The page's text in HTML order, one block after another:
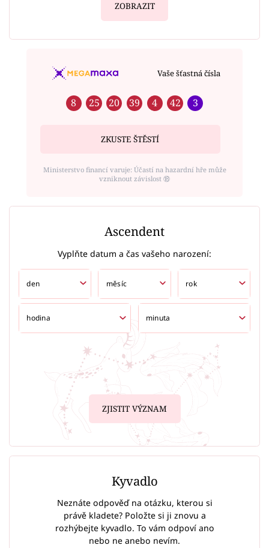
ZOBRAZIT
Vaše šťastná čísla
8 25 20 39 4 42 3
ZKUSTE ŠTĚSTÍ
Ministerstvo financí varuje: Účastí na hazardní hře může
vzniknout závislost ⑱
Ascendent
Vyplňte datum a čas vašeho narození:
ZJISTIT VÝZNAM
Kyvadlo
Neznáte odpověď na otázku, kterou si
právě kladete? Položte si ji znovu a
rozhýbejte kyvadlo. To vám odpoví ano
nebo ne anebo nevím.